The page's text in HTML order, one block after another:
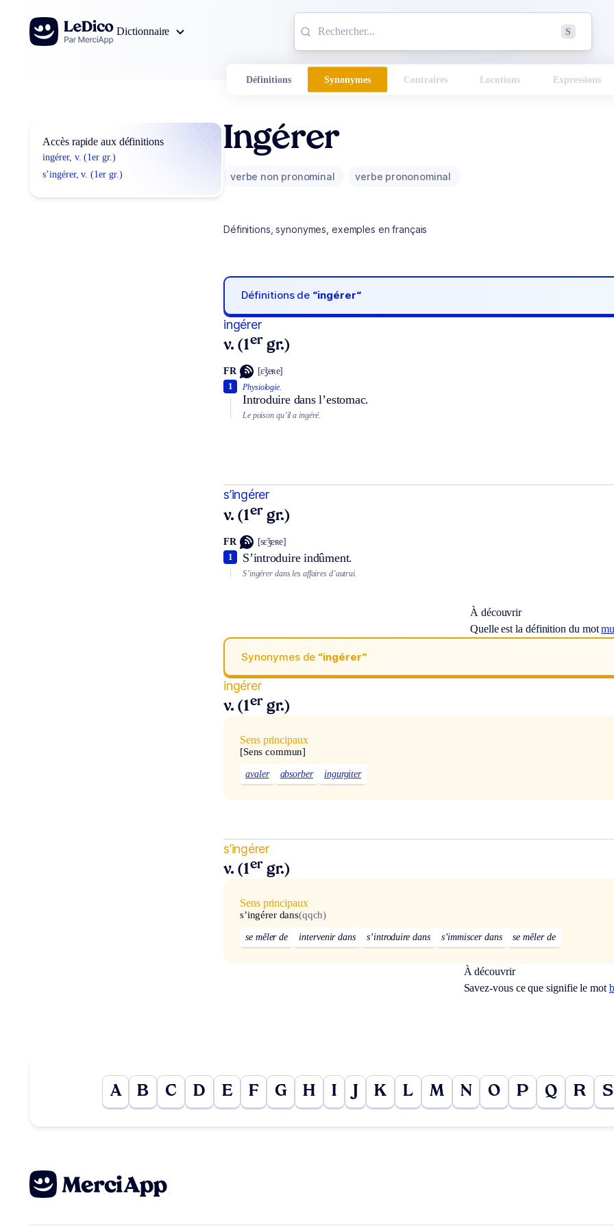
Aller au contenu
Dictionnaire
S
Définitions Synonymes Contraires Locutions Expressions
Accès rapide aux définitions
ingérer, v. (1er gr.)
s’ingérer, v. (1er gr.)
Ingérer
verbe non pronominal verbe prononominal
Définitions, synonymes, exemples en français
Définitions de “ingérer“
ingérer
v. (1er gr.)
FR [ɛ̃ʒeʀe]
Physiologie.
Introduire dans l’estomac.
1
Le poison qu’il a ingéré.
s’ingérer
v. (1er gr.)
FR [sɛ̃ʒeʀe]
S’introduire indûment.
1
S’ingérer dans les affaires d’autrui.
À découvrir
Quelle est la définition du mot
Synonymes de “ingérer“
ingérer
v. (1er gr.)
Sens principaux
[Sens commun]
avaler absorber ingurgiter
s’ingérer
v. (1er gr.)
Sens principaux
s’ingérer dans(qqch)
se mêler de intervenir dans s’introduire dans s’immiscer dans se mêler de
À découvrir
Savez-vous ce que signifie le mot
A B C D E F G H I J K L M N O P Q R S